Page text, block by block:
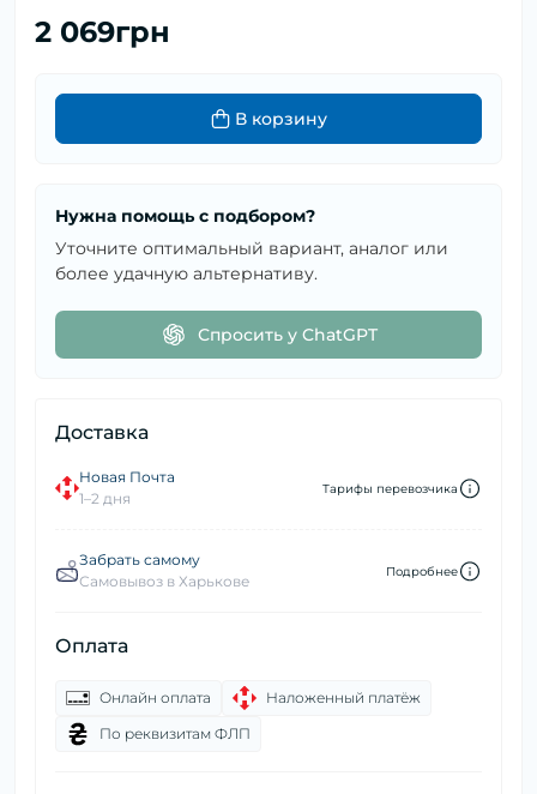
2 069грн
В корзину
Нужна помощь с подбором?
Уточните оптимальный вариант, аналог или
более удачную альтернативу.
Спросить у ChatGPT
Доставка
Новая Почта
1–2 дня
Тарифы перевозчика
Забрать самому
Самовывоз в Харькове
Подробнее
Оплата
Онлайн оплата
Наложенный платёж
По реквизитам ФЛП